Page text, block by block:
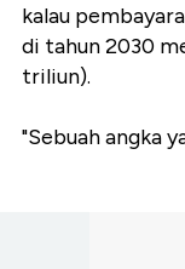
kalau
di tahun 2030
triliun).
"Sebuah angka